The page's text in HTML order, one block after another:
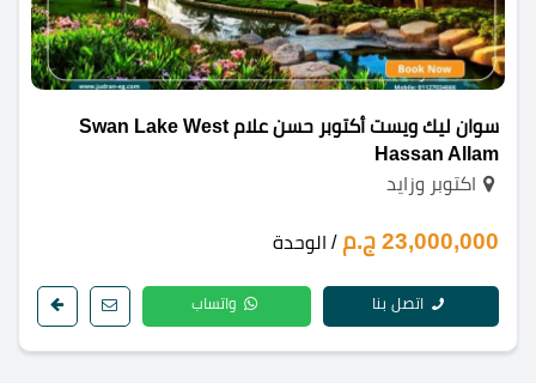
سوان ليك ويست أكتوبر حسن علام Swan Lake West
Hassan Allam
اكتوبر وزايد
23,000,000 ج.م / الوحدة
اتصل بنا واتساب